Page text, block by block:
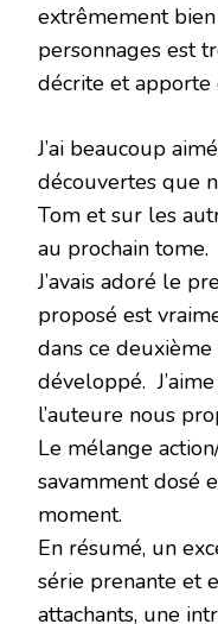
extrêmement
personnages est
décrite et apporte
J’ai beaucoup
découvertes que
Tom et sur les
au prochain tome.
J’avais adoré le
proposé est
dans ce deuxième
développé.
l’auteure nous
Le mélange
savamment dosé
moment.
En résumé, un
série prenante et
attachants, une